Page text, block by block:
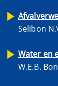
Selibon
Water en
W.E.B.